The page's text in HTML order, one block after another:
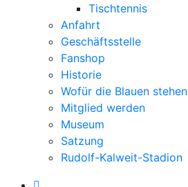
Tischtennis
Anfahrt
Geschäftsstelle
Fanshop
Historie
Wofür die Blauen stehen
Mitglied werden
Museum
Satzung
Rudolf-Kalweit-Stadion